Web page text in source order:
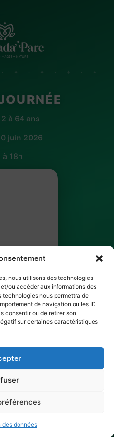
nous utilisons des technologies
ou accéder aux informations des
technologies nous permettra de
de navigation ou les ID
consentir ou de retirer son
sur certaines caractéristiques
des données
✦ · ✦ · ✦ · ✦
à 64 ans
juin 2026
à 18h
Souffrant
SUR 22
scanné